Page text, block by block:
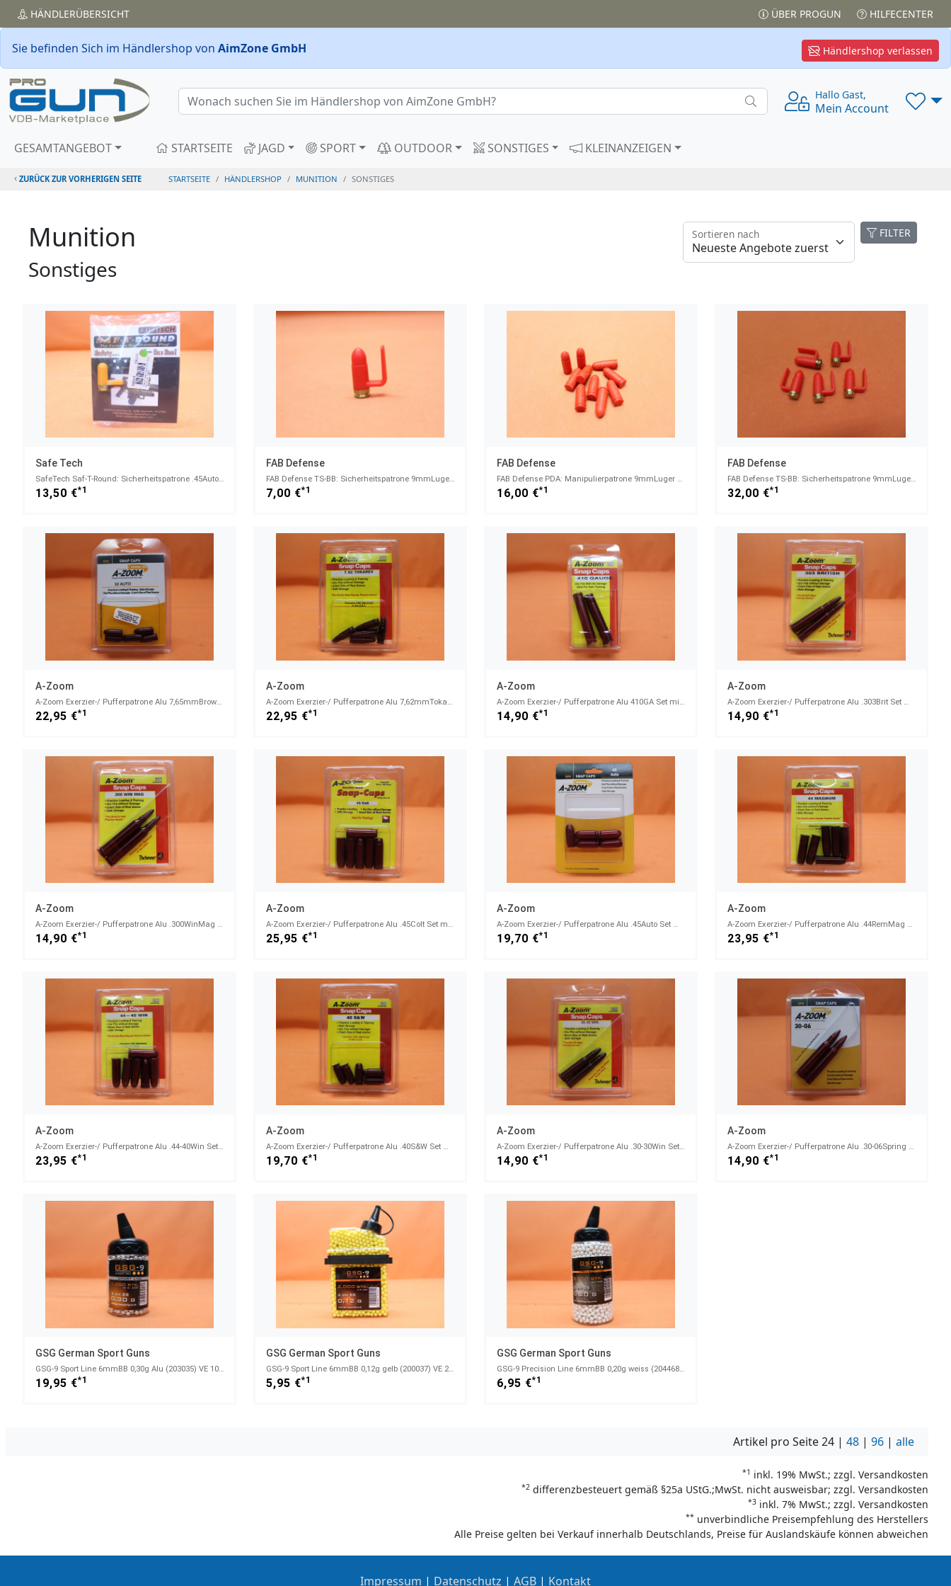
HÄNDLERÜBERSICHT ÜBER PROGUN HILFECENTER
Händlershop verlassen
Sie befinden Sich im Händlershop von AimZone GmbH
Hallo Gast,
Mein Account
GESAMTANGEBOT STARTSEITE JAGD SPORT OUTDOOR SONSTIGES KLEINANZEIGEN
ZURÜCK ZUR VORHERIGEN SEITE STARTSEITE HÄNDLERSHOP MUNITION SONSTIGES
Munition
Sonstiges
FILTER
Sortieren nach
Safe Tech
SafeTech Saf-T-Round: Sicherheitspatrone .45Auto Polymer orange/ Messing Long Tab
13,50 €*1
FAB Defense
FAB Defense TS-BB: Sicherheitspatrone 9mmLuger Polymer rot/ Messingboden/ Tactical 9mm Barrel Blocke
7,00 €*1
FAB Defense
FAB Defense PDA: Manipulierpatrone 9mmLuger Polymer rot/ Practice Dummy Ammo VE 10 Stück
16,00 €*1
FAB Defense
FAB Defense TS-BB: Sicherheitspatrone 9mmLuger Polymer rot/ Messingboden/ Tactical 9mm Barrel Blocke
32,00 €*1
A-Zoom
22,95 €*1
A-Zoom
22,95 €*1
A-Zoom
14,90 €*1
A-Zoom
14,90 €*1
A-Zoom
A-Zoom Exerzier-/ Pufferpatrone Alu .300WinMag Set mit 2 Stück (12237)
14,90 €*1
A-Zoom
A-Zoom Exerzier-/ Pufferpatrone Alu .45Colt Set mit 6 Stück (16124)
25,95 €*1
A-Zoom
A-Zoom Exerzier-/ Pufferpatrone Alu .45Auto Set mit 5 Stück (15115)
19,70 €*1
A-Zoom
A-Zoom Exerzier-/ Pufferpatrone Alu .44RemMag Set mit 6 Stück (16120)
23,95 €*1
A-Zoom
A-Zoom Exerzier-/ Pufferpatrone Alu .44-40Win Set mit 6 Stück (16123)
23,95 €*1
A-Zoom
A-Zoom Exerzier-/ Pufferpatrone Alu .40S&W Set mit 5 Stück (15114)
19,70 €*1
A-Zoom
A-Zoom Exerzier-/ Pufferpatrone Alu .30-30Win Set mit 2 Stück (12229)
14,90 €*1
A-Zoom
A-Zoom Exerzier-/ Pufferpatrone Alu .30-06Spring Set mit 2 Stück (12227)
14,90 €*1
GSG German Sport Guns
GSG-9 Sport Line 6mmBB 0,30g Alu (203035) VE 1000 Stück (Flasche)
19,95 €*1
GSG German Sport Guns
GSG-9 Sport Line 6mmBB 0,12g gelb (200037) VE 2000 Stück (Kanister)
5,95 €*1
GSG German Sport Guns
GSG-9 Precision Line 6mmBB 0,20g weiss (204468) VE 2000 Stück (Flasche)
6,95 €*1
Artikel pro Seite24 | 48 | 96 | alle
*1 inkl. 19% MwSt.; zzgl. Versandkosten
*2 differenzbesteuert gemäß §25a UStG.;MwSt. nicht ausweisbar; zzgl. Versandkosten
*3 inkl. 7% MwSt.; zzgl. Versandkosten
** unverbindliche Preisempfehlung des Herstellers
Alle Preise gelten bei Verkauf innerhalb Deutschlands, Preise für Auslandskäufe können abweichen
Impressum | Datenschutz | AGB | Kontakt